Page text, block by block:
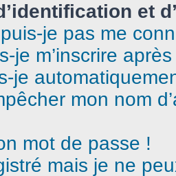
et
je pas me
je m’inscrire
je
mon nom
mot de passe !
mais je ne